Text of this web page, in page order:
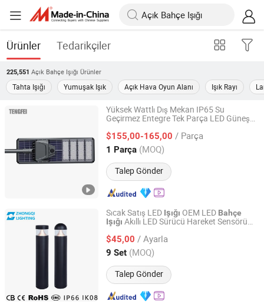
Ürünler Tedarikçiler
225,551 Açık Bahçe Işığı Ürünler
Tahta Işığı Yumuşak Işık Açık Hava Oyun Alanı Işık Rayı
Yüksek Wattlı Dış Mekan IP65 Su
Geçirmez Entegre Tek Parça LED Güneş
$155,00-165,00 / Parça
1 Parça (MOQ)
Talep Gönder
Yangzhou Tengfei Steel Lighting Equipment Co., Ltd
Jiangsu, China Fiyat 2025
Sıcak Satış LED Işığı OEM LED Bahçe
Işığı Akıllı LED Sürücü Hareket Sensörü
Dış Mekan Aydınlatması
$45,00 / Ayarla
9 Set (MOQ)
Talep Gönder
HangZhou ZhongMing PhotoElectricity Co.,Ltd.
Fiyat 2024